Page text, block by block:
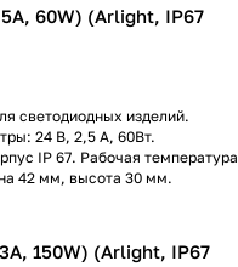
60W) (Arlight, IP67
светодиодных изделий.
24 В, 2,5 А, 60Вт.
IP 67. Рабочая температура
42 мм, высота 30 мм.
150W) (Arlight, IP67